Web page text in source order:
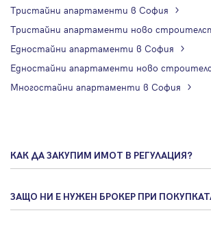
Тристайни апартаменти в София
Тристайни апартаменти ново
Едностайни апартаменти в София
Едностайни апартаменти ново
Многостайни апартаменти в София
КАК ДА ЗАКУПИМ ИМОТ В РЕГУЛАЦИЯ?
ЗАЩО НИ Е НУЖЕН БРОКЕР ПРИ